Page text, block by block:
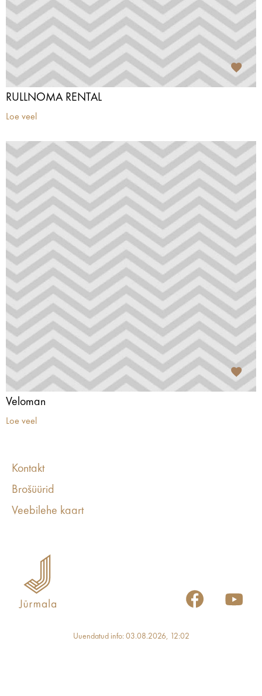
RULLNOMA RENTAL
Loe veel
Veloman
Loe veel
Kontakt
Brošüürid
Veebilehe kaart
Uuendatud info: 03.08.2026, 12:02